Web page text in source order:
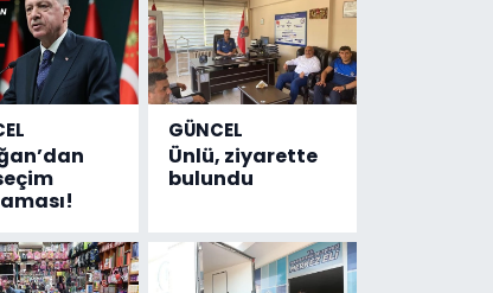
GÜNCEL
Ünlü, ziyarette
bulundu